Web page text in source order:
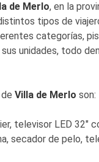
de Merlo, en la
tipos de
categorías,
unidades, todo
Villa de Merlo son:
televisor LED 32"
secador de pelo,